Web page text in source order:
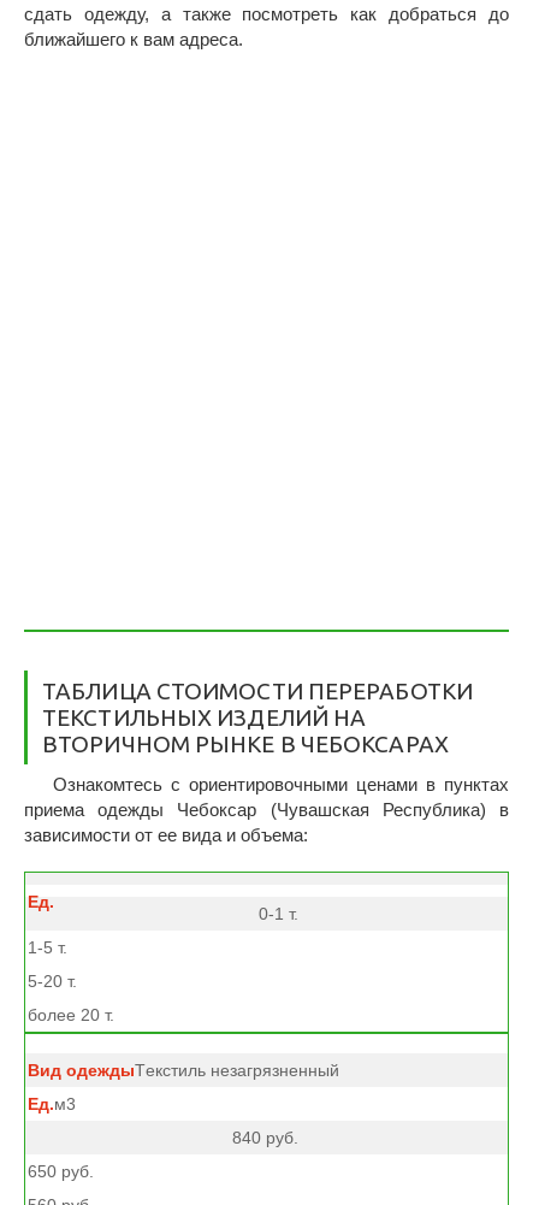
сдать одежду, а также посмотреть как добраться до
ближайшего к вам адреса.
ТАБЛИЦА СТОИМОСТИ ПЕРЕРАБОТКИ
ТЕКСТИЛЬНЫХ ИЗДЕЛИЙ НА
ВТОРИЧНОМ РЫНКЕ В ЧЕБОКСАРАХ
Ознакомтесь с ориентировочными ценами в пунктах
приема одежды Чебоксар (Чувашская Республика) в
зависимости от ее вида и объема:
0-1 т.
1-5 т.
5-20 т.
более 20 т.
Tекстиль незагрязненный
м3
840 руб.
650 руб.